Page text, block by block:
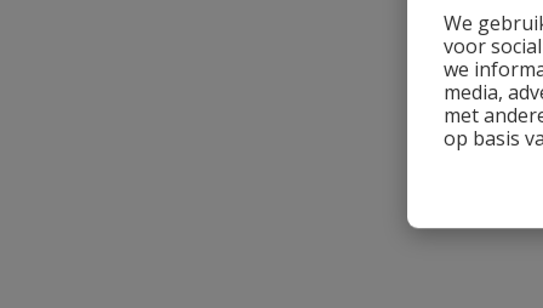
We
voor
we
media,
met
op basis